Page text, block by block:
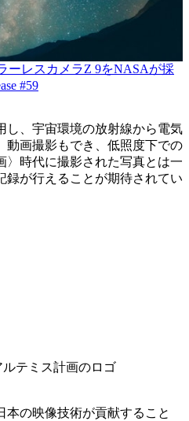
ーレスカメラZ 9をNASAが採
#59
し、宇宙環境の放射線から電気
動画撮影もでき、低照度下での
〉時代に撮影された写真とは一
録が行えることが期待されてい
ルテミス計画のロゴ
本の映像技術が貢献すること